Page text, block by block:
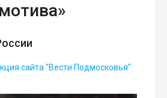
сайта "Вести Подмосковья"